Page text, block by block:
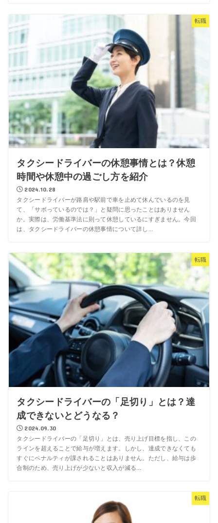
転職
タクシードライバーの休憩事情とは？休憩
時間や休憩中の過ごし方を紹介
2024.10.28
タクシードライバーが路肩や駅前で車を止めて休んでいるのを見
て、「サボっているのでは？」と疑問に思ったことはありません
か。実際は、労働基準法に則って休憩しているにすぎません。今回
は、タクシードライバーの休憩事情について詳し...
転職
タクシードライバーの「足切り」とは？達
成できないとどうなる？
2024.09.30
タクシードライバーの「足切り」とは、売り上げ目標を指し、この
ラインを超えることで給与が増えます。しかし、達成できなくても
すぐにペナルティが課されることはありません。ただし、給与は歩
合制のため、売り上げが少ないと収入が減る...
転職